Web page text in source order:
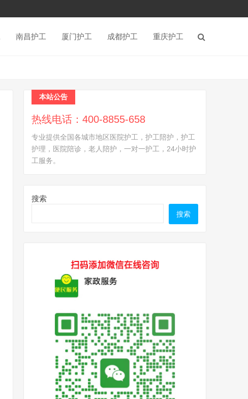
南昌护工 厦门护工 成都护工 重庆护工
本站公告
热线电话：400-8855-658
专业提供全国各城市地区医院护工，护工陪护，护工
护理，医院陪诊，老人陪护，一对一护工，24小时护
工服务。
搜索
搜索